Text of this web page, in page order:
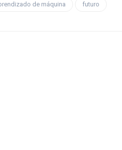
de máquina futuro